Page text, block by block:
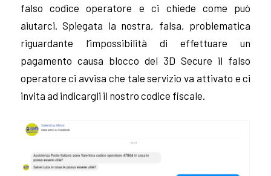
falso codice operatore e ci chiede come può
aiutarci. Spiegata la nostra, falsa, problematica
riguardante l’impossibilità di effettuare un
pagamento causa blocco del 3D Secure il falso
operatore ci avvisa che tale servizio va attivato e ci
invita ad indicargli il nostro codice fiscale.